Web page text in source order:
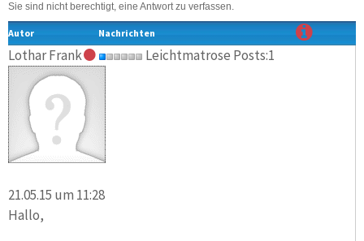
Sie sind nicht berechtigt, eine Antwort zu verfassen.
Autor Nachrichten
Lothar Frank Leichtmatrose Posts:1
21.05.15 um 11:28
Hallo,